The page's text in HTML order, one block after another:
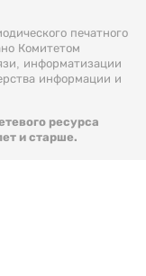
печатного
Комитетом
информатизации
информации и
ресурса
и старше.